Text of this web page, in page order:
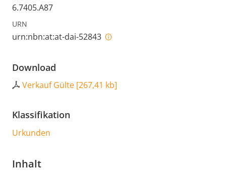
6.7405.A87
URN
urn:nbn:at:at-dai-52843
Download
Verkauf Gülte [267,41 kb]
Klassifikation
Urkunden
Inhalt